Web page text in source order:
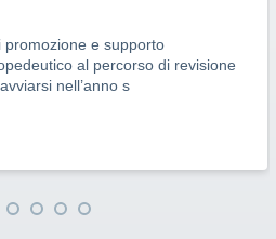
promozione e supporto
al percorso di revisione
nell’anno s